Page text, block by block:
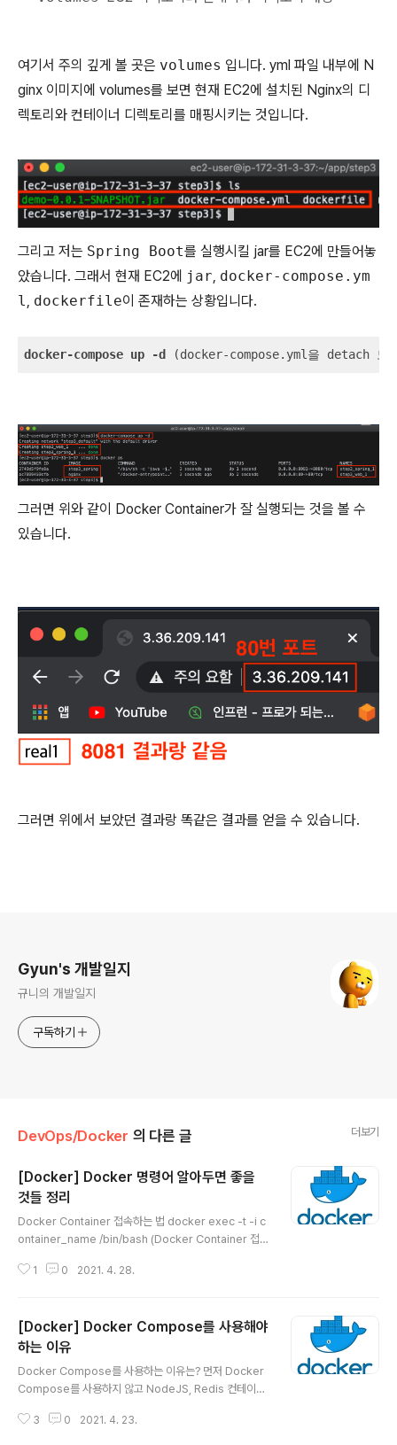
여기서 주의 깊게 볼 곳은 volumes 입니다. yml 파일 내부에 N
ginx 이미지에 volumes를 보면 현재 EC2에 설치된 Nginx의 디
렉토리와 컨테이너 디렉토리를 매핑시키는 것입니다.
그리고 저는 Spring Boot를 실행시킬 jar를 EC2에 만들어놓
았습니다. 그래서 현재 EC2에 jar docker-compose.ym
l
dockerfile이 존재하는 상황입니다.
docker-compose up -d (docker-compose.yml을 detach 모
그러면 위와 같이 Docker Container가 잘 실행되는 것을 볼 수
있습니다.
그러면 위에서 보았던 결과랑 똑같은 결과를 얻을 수 있습니다.
Gyun's 개발일지
규니의 개발일지
구독하기
DevOps/Docker 의 다른 글 더보기
[Docker] Docker 명령어 알아두면 좋을
것들 정리
Docker Container 접속하는 법 docker exec -t -i c
ontainer_name /bin/bash (Docker Container 접
er Container 접속) Docker Cotainer에 접속하고 싶
ainer_name: nginx ports: - 81:80 volumes: - /et
c/nignx/conf.d/:/etc/nginx/conf.d 위와 같이 contai
ner_name을 지정하면 Container가 실행될 때 지정한
이름으로 만들어짐 D..
1 0 2021. 4. 28.
[Docker] Docker Compose를 사용해야
하는 이유
Docker Compose를 사용하는 이유는? 먼저 Docker
Compose를 사용하지 않고 NodeJS, Redis 컨테이너
환경 세팅 npm init Enter (계속) npm init 명령을 치면
3 0 2021. 4. 23.